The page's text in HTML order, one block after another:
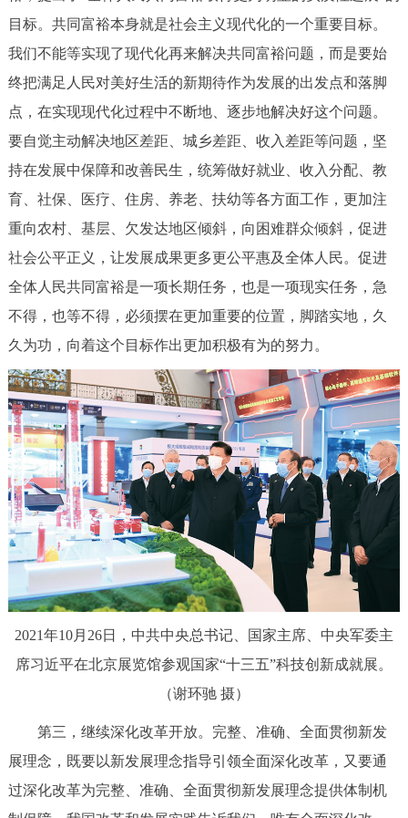
目标。共同富裕本身就是社会主义现代化的一个重要目标。
我们不能等实现了现代化再来解决共同富裕问题，而是要始
终把满足人民对美好生活的新期待作为发展的出发点和落脚
点，在实现现代化过程中不断地、逐步地解决好这个问题。
要自觉主动解决地区差距、城乡差距、收入差距等问题，坚
持在发展中保障和改善民生，统筹做好就业、收入分配、教
育、社保、医疗、住房、养老、扶幼等各方面工作，更加注
重向农村、基层、欠发达地区倾斜，向困难群众倾斜，促进
社会公平正义，让发展成果更多更公平惠及全体人民。促进
全体人民共同富裕是一项长期任务，也是一项现实任务，急
不得，也等不得，必须摆在更加重要的位置，脚踏实地，久
久为功，向着这个目标作出更加积极有为的努力。
2021年10月26日，中共中央总书记、国家主席、中央军委主
席习近平在北京展览馆参观国家“十三五”科技创新成就展。
（谢环驰 摄）
第三，继续深化改革开放。完整、准确、全面贯彻新发
展理念，既要以新发展理念指导引领全面深化改革，又要通
过深化改革为完整、准确、全面贯彻新发展理念提供体制机